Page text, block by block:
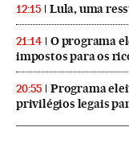
12:15 Lula, uma
21:14
O programa
impostos para os
20:55
Programa
privilégios legais